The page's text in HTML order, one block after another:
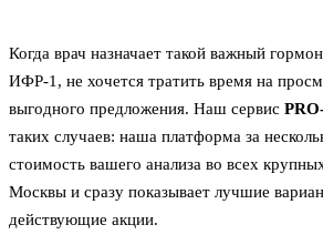
Когда врач назначает такой важный
ИФР-1, не хочется тратить время на
выгодного предложения. Наш сервис
таких случаев: наша платформа за
стоимость вашего анализа во всех
Москвы и сразу показывает лучшие
действующие акции.